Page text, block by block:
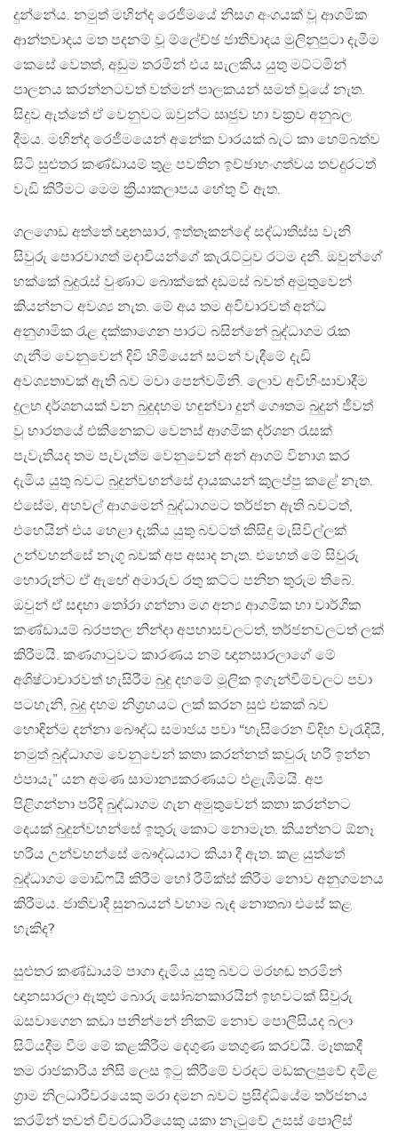
දුන්නේය. නමුත් මහින්ද රෙජීමයේ නිසග අංගයක් වූ ආගමික
ආන්තවාදය මත පදනම් වූ ම්ලේච්ඡ ජාතිවාදය මුලිනුපුටා දැමීම
කෙසේ වෙතත්, අඩුම තරමින් එය සැලකිය යුතු මට්ටමින්
පාලනය කරන්නටවත් වත්මන් පාලකයන් සමත් වූයේ නැත.
සිදුව ඇත්තේ ඒ වෙනුවට ඔවුන්ට ඍජුව හා වක්‍රව අනුබල
දීමය. මහින්ද රෙජීමයෙන් අනේක වාරයක් බැට කා හෙම්බත්ව
සිටි සුළුතර කණ්ඩායම් තුළ පවතින ඉච්ඡාභංගත්වය තවදුරටත්
වැඩි කිරීමට මෙම ක්‍රියාකලාපය හේතු වී ඇත.
ගලගොඩ අත්තේ ඥානසාර, ඉත්තෑකන්දේ සද්ධාතිස්ස වැනි
සිවුරු පොරවාගත් මදාවියන්ගේ කැරැට්ටුව රටම දනී. ඔවුන්ගේ
හක්කේ බුදුරැස් වුණාට බොක්කේ දඩමස් බවත් අමුතුවෙන්
කියන්නට අවශ්‍ය නැත. මේ අය තම අවිචාරවත් අන්ධ
අනුගාමික රැළ දක්කාගෙන පාරට බසින්නේ බුද්ධාගම රැක
ගැනීම වෙනුවෙන් දිවි හිමියෙන් සටන් වැදීමේ දැඩි
අවශ්‍යතාවක් ඇති බව මවා පෙන්වමිනි. ලොව අවිහිංසාවාදීම
දුලභ දර්ශනයක් වන බුදුදහම හඳුන්වා දුන් ගෞතම බුදුන් ජීවත්
වූ භාරතයේ එකිනෙකට වෙනස් ආගමික දර්ශන රැසක්
පැවැතියද තම පැවැත්ම වෙනුවෙන් අන් ආගම් විනාශ කර
දැමිය යුතු බවට බුදුන්වහන්සේ දායකයන් කුලප්පු කළේ නැත.
එසේම, අහවල් ආගමෙන් බුද්ධාගමට තර්ජන ඇති බවටත්,
එහෙයින් එය හෙළා දැකිය යුතු බවටත් කිසිදු මැසිවිල්ලක්
උන්වහන්සේ නැගූ බවක් අප අසාද නැත. එහෙත් මේ සිවුරු
හොරුන්ට ඒ ඇඟේ අමාරුව රතු කට්ට පනින තුරුම තිබේ.
ඔවුන් ඒ සඳහා තෝරා ගන්නා මග අන්‍ය ආගමික හා වාර්ගික
කණ්ඩායම් බරපතල නින්දා අපහාසවලටත්, තර්ජනවලටත් ලක්
කිරීමයි. කණගාටුවට කාරණය නම් ඥානසාරලාගේ මේ
අශිෂ්ටාචාරවත් හැසිරීම බුදු දහමේ මූලික ඉගැන්වීම්වලට පවා
පටහැනි, බුදු දහම නිග්‍රහයට ලක් කරන සුළු එකක් බව
හොඳින්ම දන්නා බෞද්ධ සමාජය පවා “හැසිරෙන විදිහ වැරැදියි,
නමුත් බුද්ධාගම වෙනුවෙන් කතා කරන්නත් කවුරු හරි ඉන්න
එපායැ” යන අමණ සාමාන්‍යකරණයට එළැඹීමයි. අප
පිළිගන්නා පරිදි බුද්ධාගම ගැන අමුතුවෙන් කතා කරන්නට
දෙයක් බුදුන්වහන්සේ ඉතුරු කොට නොමැත. කියන්නට ඕනෑ
හරිය උන්වහන්සේ බෞද්ධයාට කියා දී ඇත. කළ යුත්තේ
බුද්ධාගම මොඩිෆයි කිරීම හෝ රීමික්ස් කිරීම නොව අනුගමනය
කිරීමය. ජාතිවාදී සුනඛයන් වහාම බැඳ නොතබා එසේ කළ
හැකිද?
සුළුතර කණ්ඩායම් පාගා දැමිය යුතු බවට මරහඬ තරමින්
ඥානසාරලා ඇතුළු බොරු සෝබනකාරයින් ඉභවටක් සිවුරු
ඔසවාගෙන කඩා පනින්නේ නිකම් නොව පොලීසියද බලා
සිටියදීම වීම මේ කළකිරීම දෙගුණ තෙගුණ කරවයි. මෑතකදී
තම රාජකාරිය නිසි ලෙස ඉටු කිරීමේ වරදට මඩකලපුවේ දමිළ
ග්‍රාම නිලධාරීවරයෙකු මරා දමන බවට ප්‍රසිද්ධියේම තර්ජනය
කරමින් තවත් චීවරධාරියෙකු යකා නැටුවේ උසස් පොලිස්